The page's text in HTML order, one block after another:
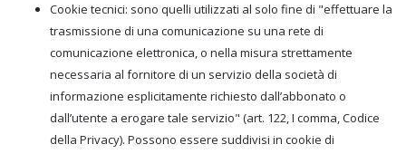
Cookie tecnici: sono quelli utilizzati al solo fine di "effettuare la
trasmissione di una comunicazione su una rete di
comunicazione elettronica, o nella misura strettamente
necessaria al fornitore di un servizio della società di
informazione esplicitamente richiesto dall’abbonato o
dall’utente a erogare tale servizio" (art. 122, I comma, Codice
della Privacy). Possono essere suddivisi in cookie di